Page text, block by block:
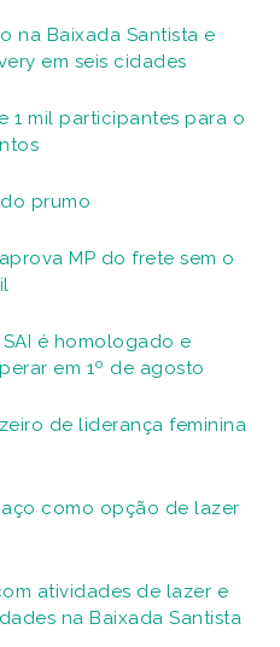
na Baixada Santista e
em seis cidades
1 mil participantes para o
prumo
MP do frete sem o
é homologado e
em 1º de agosto
de liderança feminina
como opção de lazer
atividades de lazer e
na Baixada Santista